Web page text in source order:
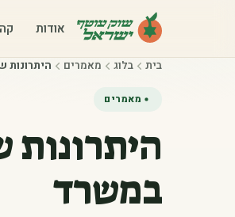
אודות
בית בלוג מאמרים היתרונות
מאמרים
היתרונות
במשרד